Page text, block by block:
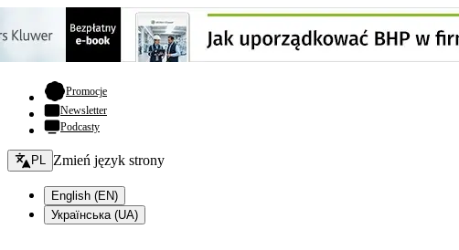
Promocje- otwiera się w nowej karcie
Newsletter
Podcasty
Zmień język - bieżący:
PL Zmień język strony
English (EN)
Українська (UA)